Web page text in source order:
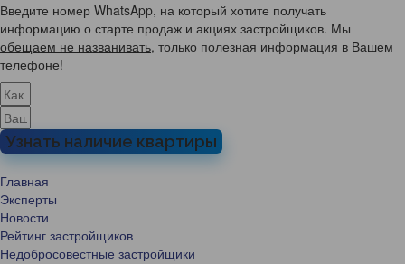
Введите номер WhatsApp, на который хотите получать
информацию о старте продаж и акциях застройщиков. Мы
обещаем не названивать, только полезная информация в Вашем
телефоне!
Узнать наличие квартиры
Главная
Эксперты
Новости
Рейтинг застройщиков
Недобросовестные застройщики